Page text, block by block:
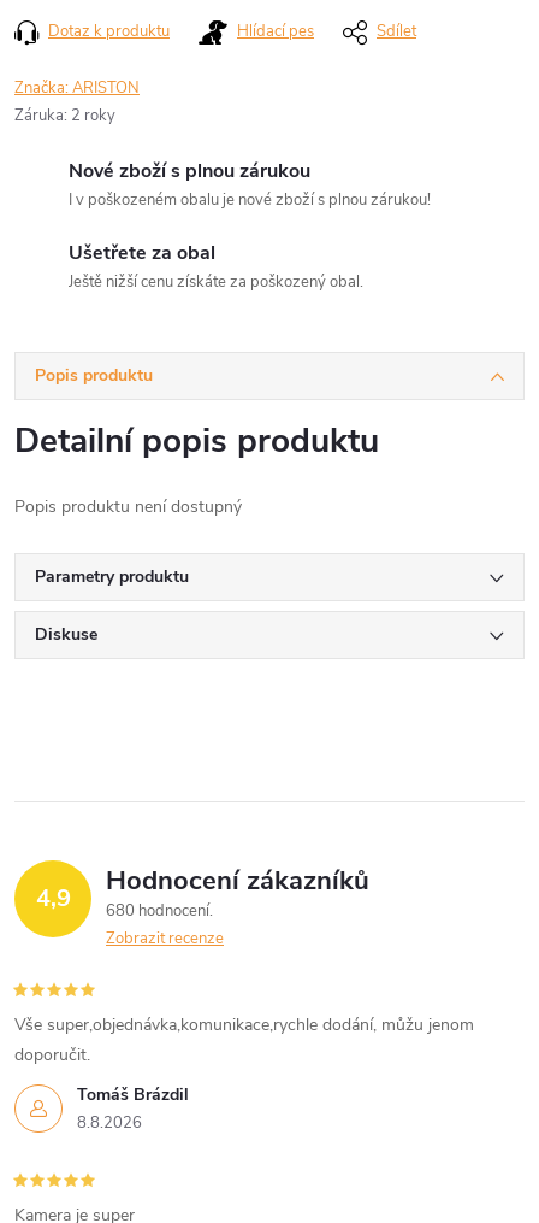
Dotaz k produktu Hlídací pes Sdílet
Značka:ARISTON
Záruka: 2 roky
Nové zboží s plnou zárukou
I v poškozeném obalu je nové zboží s plnou zárukou!
Ušetřete za obal
Ještě nižší cenu získáte za poškozený obal.
Popis produktu
Detailní popis produktu
Popis produktu není dostupný
Parametry produktu
Diskuse
4,9 Hodnocení zákazníků
680 hodnocení
Zobrazit recenze
Tomáš Brázdil
8.8.2026
Vše super,objednávka,komunikace,rychle dodání, můžu jenom
doporučit.
Kamera je super